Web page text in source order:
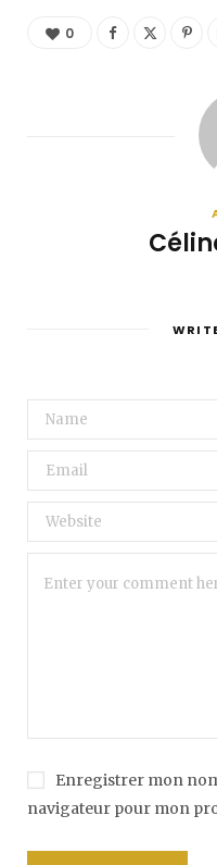
0
Enregistrer mon
navigateur pour mon